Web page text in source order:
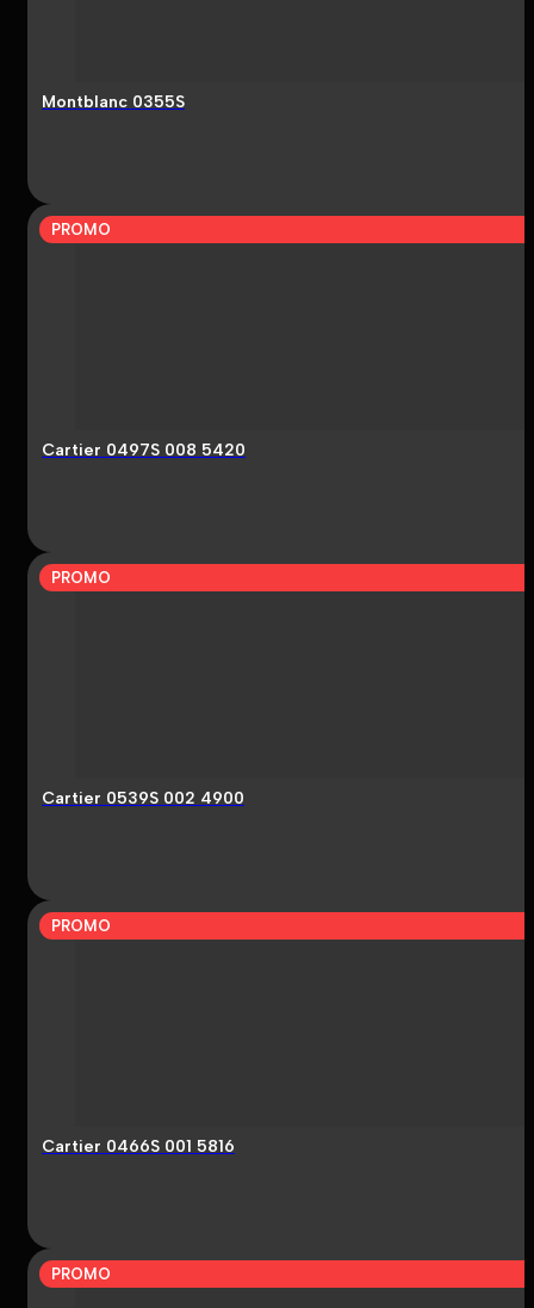
Montblanc 0355S
PROMO
Cartier 0497S 008 5420
PROMO
Cartier 0539S 002 4900
PROMO
Cartier 0466S 001 5816
PROMO